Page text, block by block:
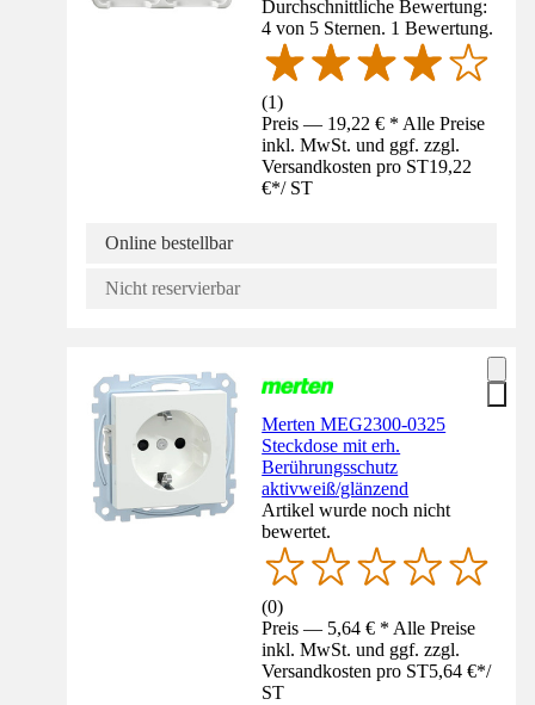
Durchschnittliche Bewertung:
4 von 5 Sternen. 1 Bewertung.
(1)
Preis — 19,22 € * Alle Preise
inkl. MwSt. und ggf. zzgl.
Versandkosten pro ST19,22
€*/ ST
Online bestellbar
Nicht reservierbar
Merten MEG2300-0325
Steckdose mit erh.
Berührungsschutz
aktivweiß/glänzend
Artikel wurde noch nicht
bewertet.
(0)
Preis — 5,64 € * Alle Preise
inkl. MwSt. und ggf. zzgl.
Versandkosten pro ST5,64 €*/
ST